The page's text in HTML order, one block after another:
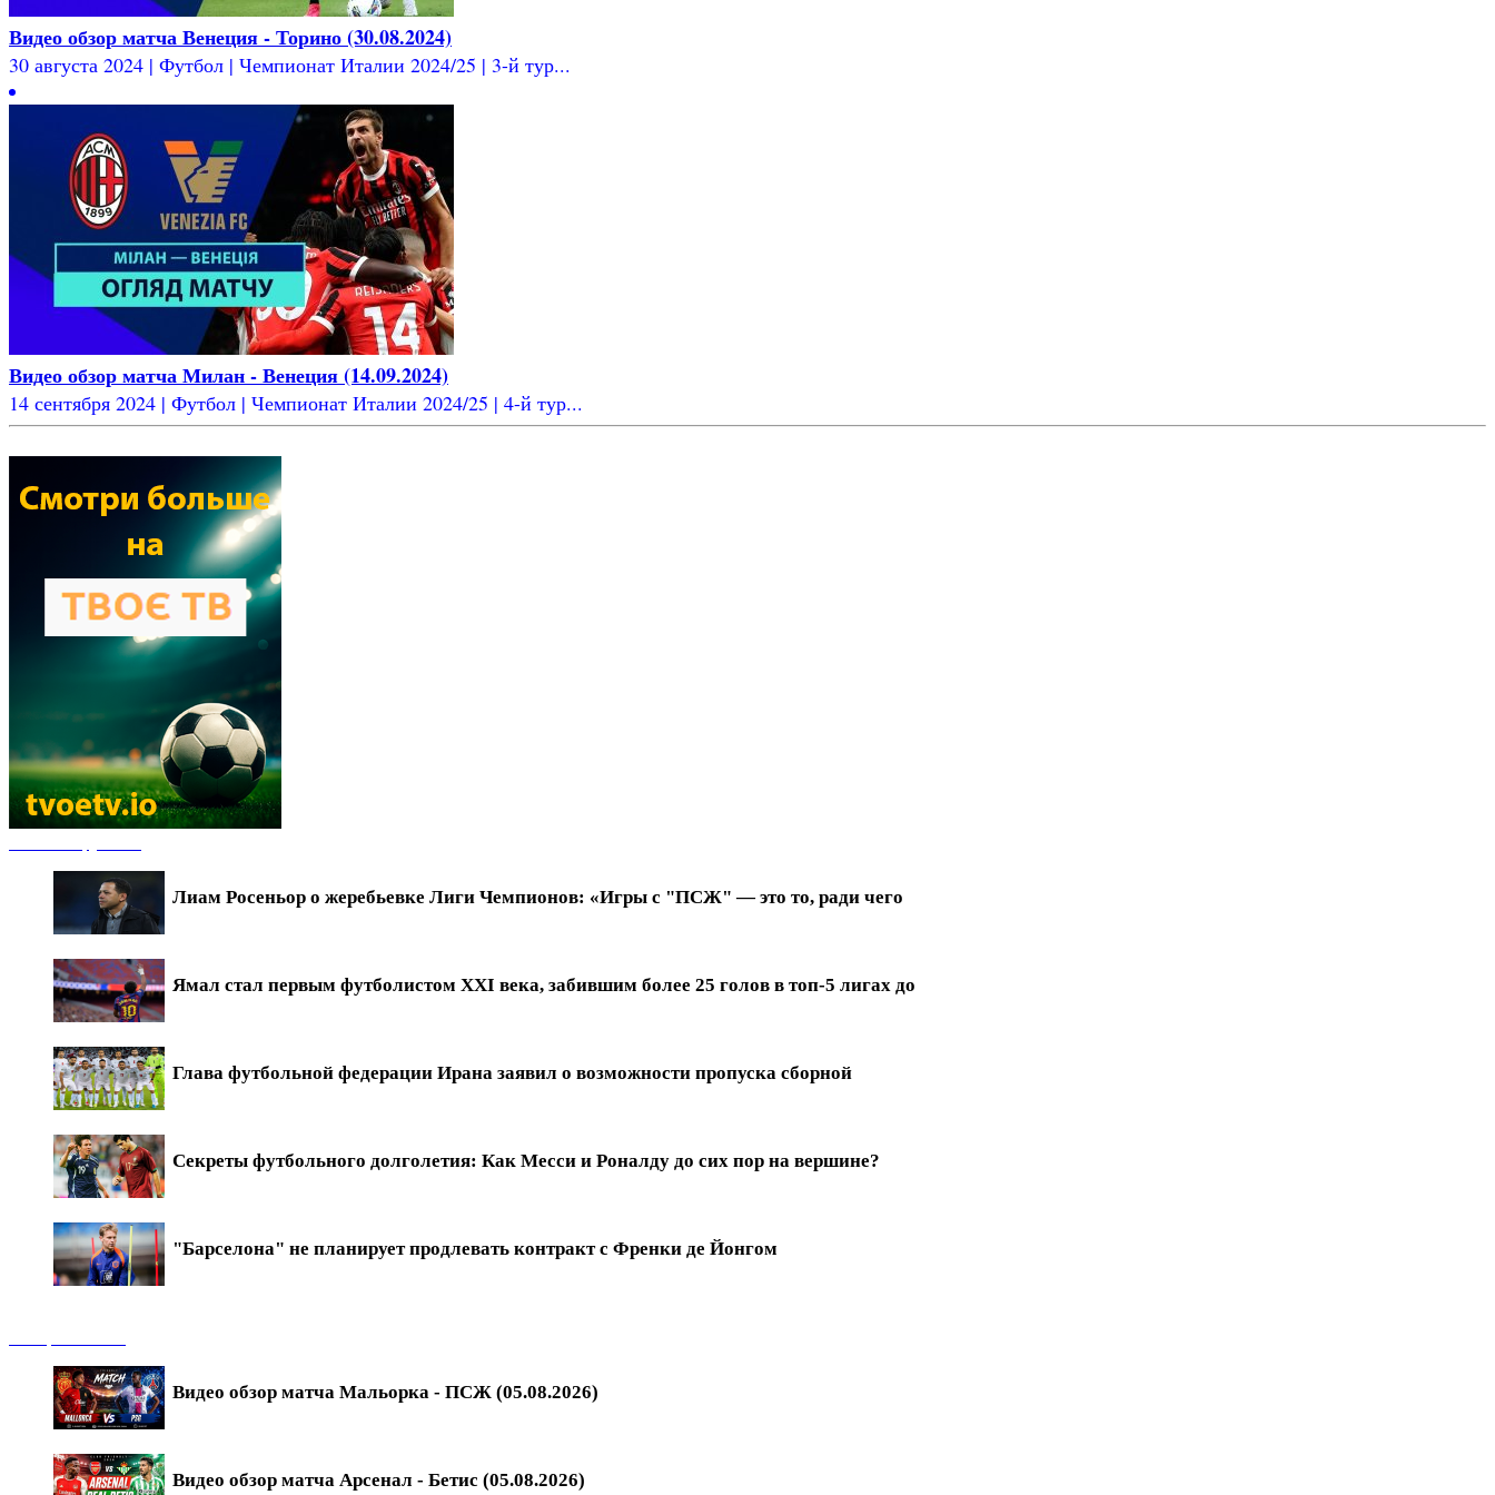
Видео обзор матча Венеция - Торино (30.08.2024)
30 августа 2024 | Футбол | Чемпионат Италии 2024/25 | 3-й тур...
Видео обзор матча Милан - Венеция (14.09.2024)
14 сентября 2024 | Футбол | Чемпионат Италии 2024/25 | 4-й тур...
Лиам Росеньор о жеребьевке Лиги Чемпионов: «Игры с "ПСЖ" — это то, ради чего
Ямал стал первым футболистом XXI века, забившим более 25 голов в топ-5 лигах до
Глава футбольной федерации Ирана заявил о возможности пропуска сборной
Секреты футбольного долголетия: Как Месси и Роналду до сих пор на вершине?
"Барселона" не планирует продлевать контракт с Френки де Йонгом
Видео обзор матча Мальорка - ПСЖ (05.08.2026)
Видео обзор матча Арсенал - Бетис (05.08.2026)